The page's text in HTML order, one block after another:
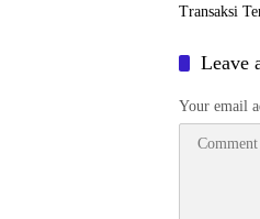
Transaksi
Leave
Your email